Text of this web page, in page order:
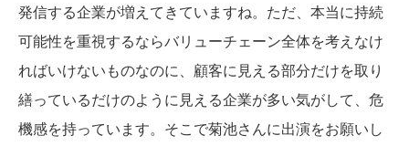
発信する企業が増えてきていますね。ただ、本当に持続
可能性を重視するならバリューチェーン全体を考えなけ
ればいけないものなのに、顧客に見える部分だけを取り
繕っているだけのように見える企業が多い気がして、危
機感を持っています。そこで菊池さんに出演をお願いし